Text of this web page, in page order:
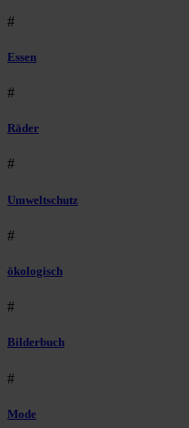
#
Essen
#
Räder
#
Umweltschutz
#
ökologisch
#
Bilderbuch
#
Mode